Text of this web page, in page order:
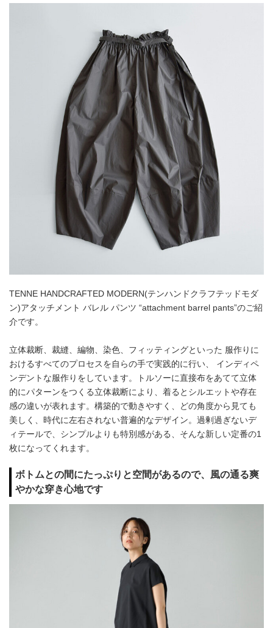
TENNE HANDCRAFTED MODERN(テンハンドクラフテッドモダ
ン)アタッチメント バレル パンツ “attachment barrel pants”のご紹
介です。
立体裁断、裁縫、編物、染色、フィッティングといった 服作りに
おけるすべてのプロセスを自らの手で実践的に行い、 インディペ
ンデントな服作りをしています。トルソーに直接布をあてて立体
的にパターンをつくる立体裁断により、着るとシルエットや存在
感の違いが表れます。構築的で動きやすく、どの角度から見ても
美しく、時代に左右されない普遍的なデザイン。過剰過ぎないデ
ィテールで、シンプルよりも特別感がある、そんな新しい定番の1
枚になってくれます。
ボトムとの間にたっぷりと空間があるので、風の通る爽
やかな穿き心地です